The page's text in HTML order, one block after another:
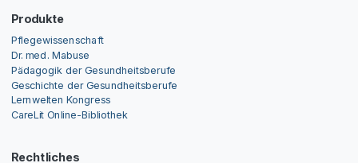
Produkte
Pflegewissenschaft
Dr. med. Mabuse
Pädagogik der Gesundheitsberufe
Geschichte der Gesundheitsberufe
Lernwelten Kongress
CareLit Online-Bibliothek
Rechtliches